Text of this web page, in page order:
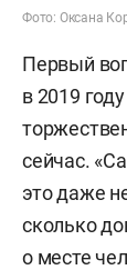
Фото: Оксана
Первый
в 2019
сейчас.
это даже
сколько
о месте